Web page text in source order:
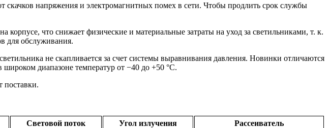
напряжения и электромагнитных помех в сети. Чтобы продлить срок службы
что снижает физические и материальные затраты на уход за светильниками, т. к.
для обслуживания.
не скапливается за счет системы выравнивания давления. Новинки отличаются
диапазоне температур от −40 до +50 °C.
поставки.
Световой поток Угол излучения
Рассеиватель